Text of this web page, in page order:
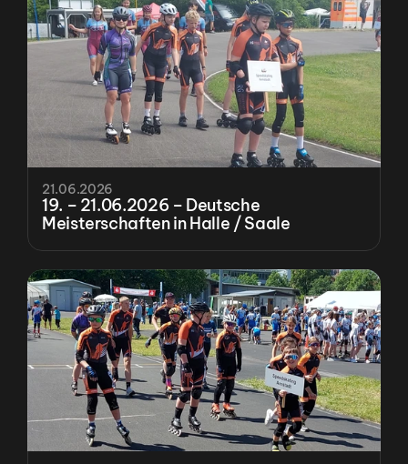
21.06.2026
19. – 21.06.2026 – Deutsche
Meisterschaften in Halle / Saale